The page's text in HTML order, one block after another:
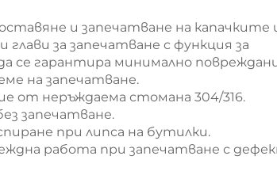
и запечатване на капачките
за запечатване с функция за
се гарантира минимално
на запечатване.
от неръждаема стомана 304/316.
запечатване.
при липса на бутилки.
работа при запечатване с